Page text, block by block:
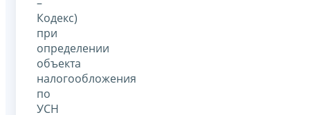
–
Кодекс)
при
определении
объекта
налогообложения
по
УСН